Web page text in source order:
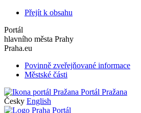
Přejít k obsahu
Portál
hlavního města Prahy
Praha.eu
Povinně zveřejňované informace
Městské části
Portál Pražana
Česky English
Portál